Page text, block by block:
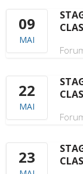
09
MAI
22
MAI
23